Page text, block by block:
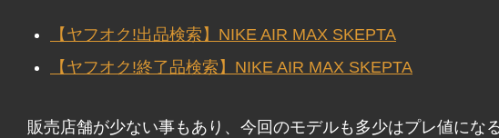
【ヤフオク!出品検索】NIKE AIR MAX SKEPTA
【ヤフオク!終了品検索】NIKE AIR MAX SKEPTA
販売店舗が少ない事もあり、今回のモデルも多少はプレ値にな